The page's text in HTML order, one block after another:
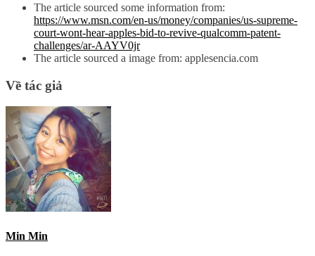
The article sourced some information from:
https://www.msn.com/en-us/money/companies/us-supreme-
court-wont-hear-apples-bid-to-revive-qualcomm-patent-
challenges/ar-AAYV0jr
The article sourced a image from: applesencia.com
Về tác giả
Min Min